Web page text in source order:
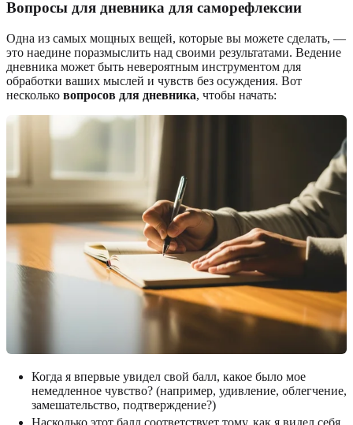
Вопросы для дневника для саморефлексии
Одна из самых мощных вещей, которые вы можете сделать, —
это наедине поразмыслить над своими результатами. Ведение
дневника может быть невероятным инструментом для
обработки ваших мыслей и чувств без осуждения. Вот
несколько вопросов для дневника, чтобы начать:
Когда я впервые увидел свой балл, какое было мое
немедленное чувство? (например, удивление, облегчение,
замешательство, подтверждение?)
Насколько этот балл соответствует тому, как я видел себя